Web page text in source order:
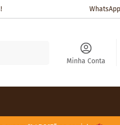
!
Minha Conta